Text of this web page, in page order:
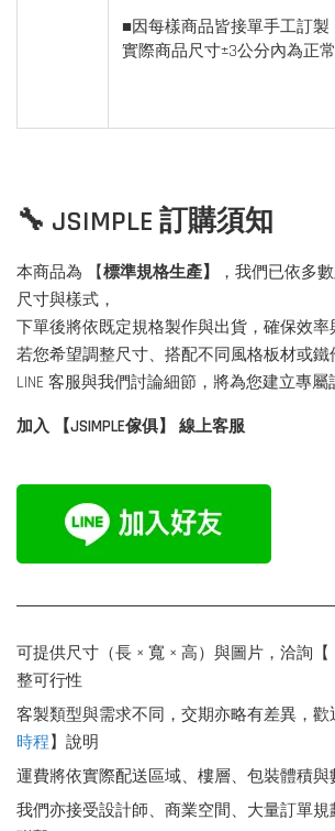
■因每樣商品皆接單手工訂
實際商品尺寸±3公分內為正常
🔧 JSIMPLE 訂購須知
本商品為 【標準規格生產】
，我們已依多
尺寸與樣式，
下單後將依既定規格製作與出貨，確保效率
若您希望調整尺寸、搭配不同風格板材或
LINE 客服與我們討論細節，將為您建立專屬
加入 【JSIMPLE傢俱】 線上客服
可提供尺寸（長 × 寬 × 高）與圖片，洽詢【
整可行性
客製類型與需求不同，交期亦略有差異，歡
時程】說明
運費將依實際配送區域、樓層、包裝體積與
我們亦接受設計師、商業空間、大量訂單